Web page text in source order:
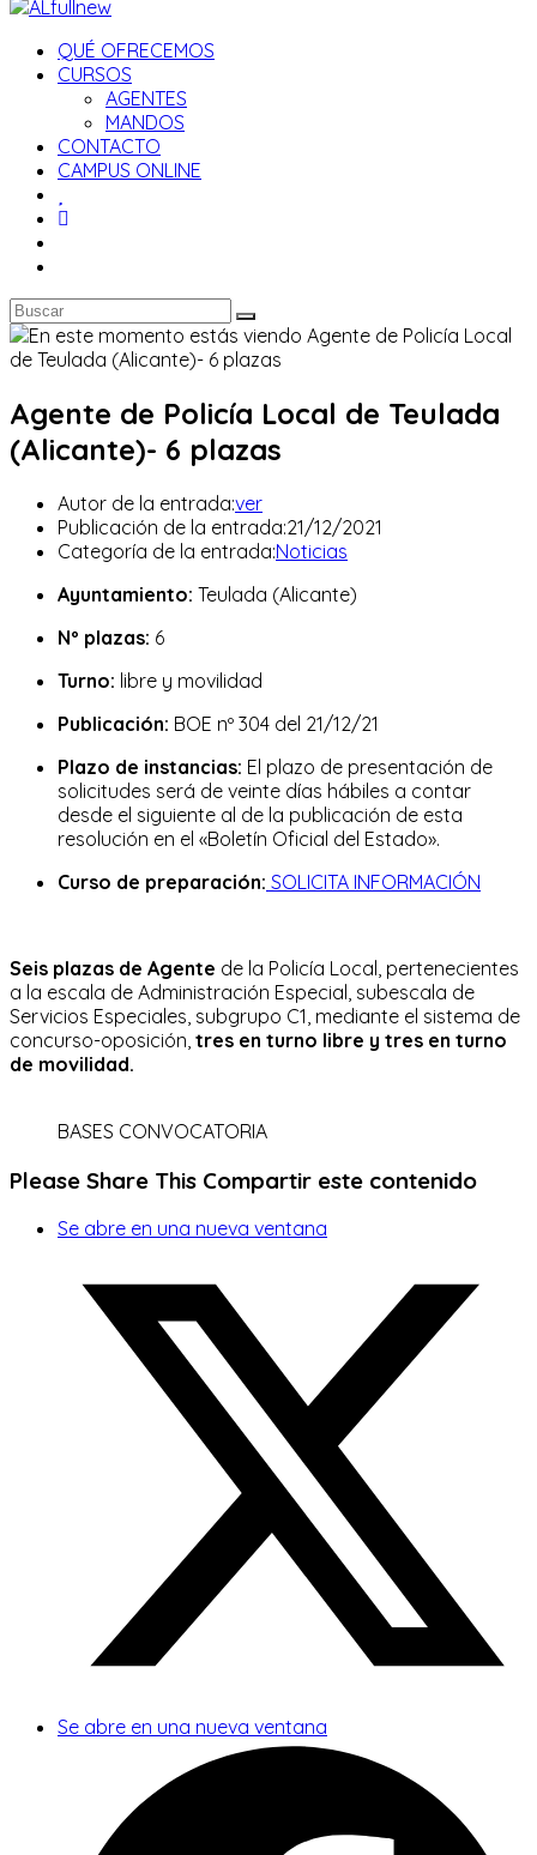
QUÉ OFRECEMOS
CURSOS
AGENTES
MANDOS
CONTACTO
CAMPUS ONLINE
Agente de Policía Local de Teulada
(Alicante)- 6 plazas
Autor de la entrada:ver
Publicación de la entrada:21/12/2021
Categoría de la entrada:Noticias
Ayuntamiento: Teulada (Alicante)
Nº plazas: 6
Turno: libre y movilidad
Publicación: BOE nº 304 del 21/12/21
Plazo de instancias: El plazo de presentación de
solicitudes será de veinte días hábiles a contar
desde el siguiente al de la publicación de esta
resolución en el «Boletín Oficial del Estado».
Curso de preparación: SOLICITA INFORMACIÓN
Seis plazas de Agente de la Policía Local, pertenecientes
a la escala de Administración Especial, subescala de
Servicios Especiales, subgrupo C1, mediante el sistema de
concurso-oposición, tres en turno libre y tres en turno
de movilidad.
BASES CONVOCATORIA
Please Share This Compartir este contenido
Se abre en una nueva ventana
Se abre en una nueva ventana